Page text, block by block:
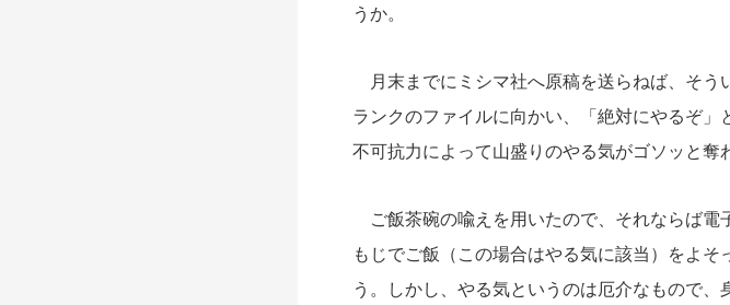
うか。
月末までにミシマ社へ原稿を送らねば、そう
ランクのファイルに向かい、「絶対にやるぞ
不可抗力によって山盛りのやる気がゴソッと奪
ご飯茶碗の喩えを用いたので、それならば電
もじでご飯（この場合はやる気に該当）をよ
う。しかし、やる気というのは厄介なもので、